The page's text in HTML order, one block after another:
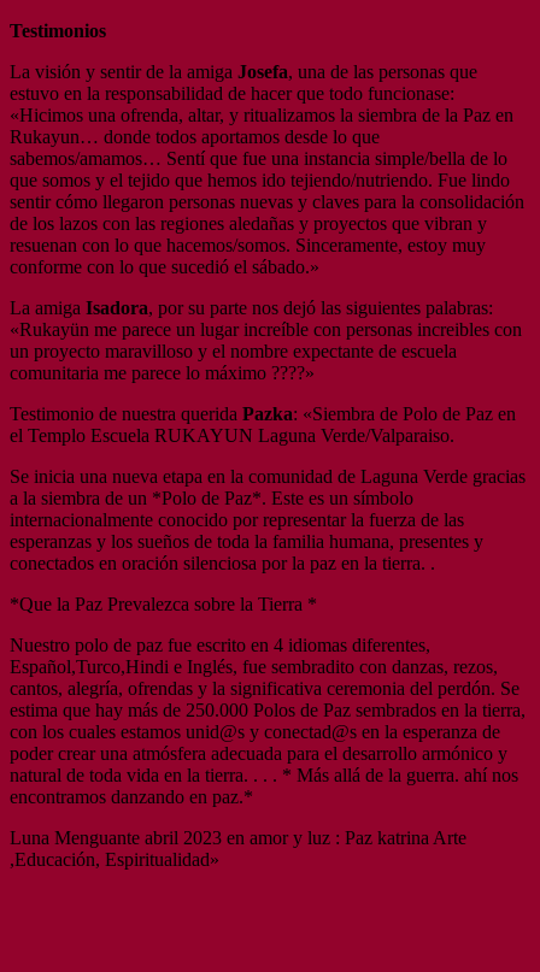
Testimonios
La visión y sentir de la amiga Josefa, una de las personas que
estuvo en la responsabilidad de hacer que todo funcionase:
«Hicimos una ofrenda, altar, y ritualizamos la siembra de la Paz en
Rukayun… donde todos aportamos desde lo que
sabemos/amamos… Sentí que fue una instancia simple/bella de lo
que somos y el tejido que hemos ido tejiendo/nutriendo. Fue lindo
sentir cómo llegaron personas nuevas y claves para la consolidación
de los lazos con las regiones aledañas y proyectos que vibran y
resuenan con lo que hacemos/somos. Sinceramente, estoy muy
conforme con lo que sucedió el sábado.»
La amiga Isadora, por su parte nos dejó las siguientes palabras:
«Rukayün me parece un lugar increíble con personas increibles con
un proyecto maravilloso y el nombre expectante de escuela
comunitaria me parece lo máximo ????»
Testimonio de nuestra querida Pazka: «Siembra de Polo de Paz en
el Templo Escuela RUKAYUN Laguna Verde/Valparaiso.
Se inicia una nueva etapa en la comunidad de Laguna Verde gracias
a la siembra de un *Polo de Paz*. Este es un símbolo
internacionalmente conocido por representar la fuerza de las
esperanzas y los sueños de toda la familia humana, presentes y
conectados en oración silenciosa por la paz en la tierra. .
*Que la Paz Prevalezca sobre la Tierra *
Nuestro polo de paz fue escrito en 4 idiomas diferentes,
Español,Turco,Hindi e Inglés, fue sembradito con danzas, rezos,
cantos, alegría, ofrendas y la significativa ceremonia del perdón. Se
estima que hay más de 250.000 Polos de Paz sembrados en la tierra,
con los cuales estamos unid@s y conectad@s en la esperanza de
poder crear una atmósfera adecuada para el desarrollo armónico y
natural de toda vida en la tierra. . . . * Más allá de la guerra. ahí nos
encontramos danzando en paz.*
Luna Menguante abril 2023 en amor y luz : Paz katrina Arte
,Educación, Espiritualidad»